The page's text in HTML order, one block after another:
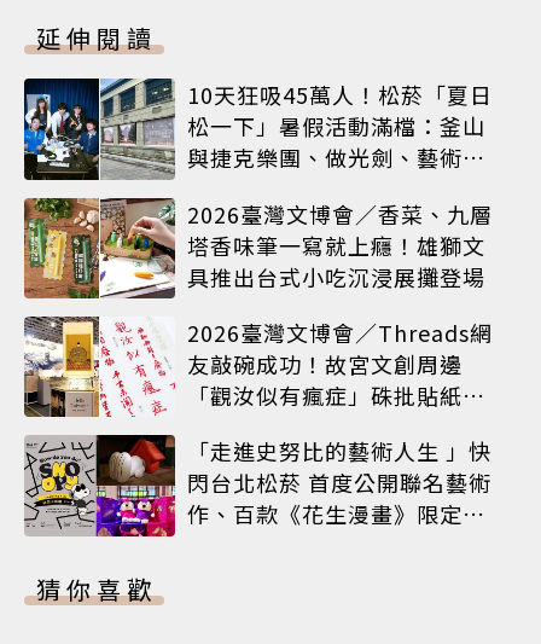
延伸閱讀
10天狂吸45萬人！松菸「夏日
松一下」暑假活動滿檔：釜山
與捷克樂團、做光劍、藝術窗
2026臺灣文博會／香菜、九層
塔香味筆一寫就上癮！雄獅文
具推出台式小吃沉浸展攤登場
2026臺灣文博會／Threads網
友敲碗成功！故宮文創周邊
「觀汝似有瘋症」硃批貼紙搶
「走進史努比的藝術人生 」快
閃台北松菸 首度公開聯名藝術
作、百款《花生漫畫》限定商
猜你喜歡